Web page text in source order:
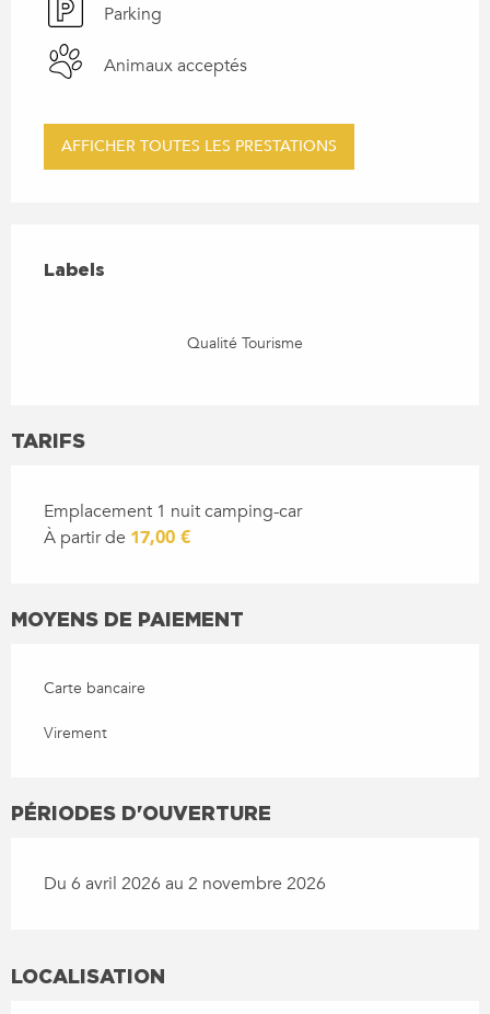
Parking
Animaux acceptés
AFFICHER TOUTES LES PRESTATIONS
LABELS
Labels
Qualité Tourisme
TARIFS
Emplacement 1 nuit camping-car
À partir de 17,00 €
MOYENS DE PAIEMENT
Carte bancaire
Virement
PÉRIODES D'OUVERTURE
Du 6 avril 2026 au 2 novembre 2026
LOCALISATION